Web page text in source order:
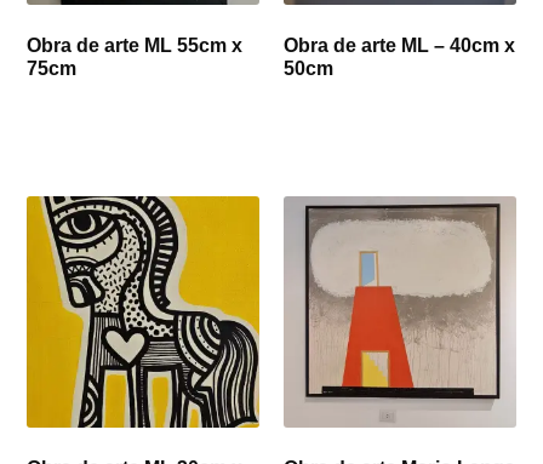
Obra de arte ML 55cm x
75cm
Obra de arte ML – 40cm x
50cm